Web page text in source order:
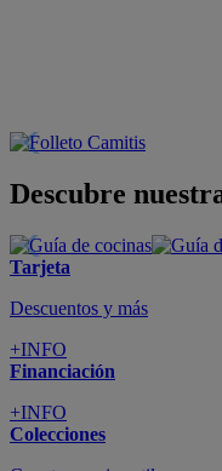
Crea tu propio estilo
Tranquilidad
6 años de Garantía Plus
+INFO
Catálogos
Miles de productos
+INFO
Por teléfono
Llámanos y compra